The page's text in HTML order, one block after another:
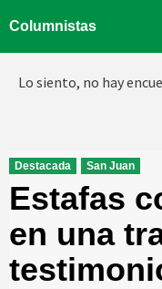
Columnistas
Lo siento, no hay
Destacada San Juan
Estafas
en una